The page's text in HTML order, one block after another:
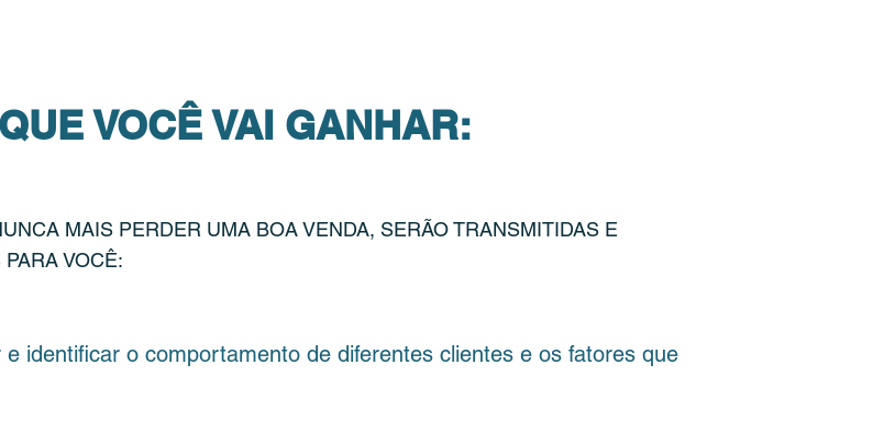
VOCÊ VAI GANHAR:
MAIS PERDER UMA BOA VENDA, SERÃO TRANSMITIDAS E
VOCÊ:
o comportamento de diferentes clientes e os fatores que